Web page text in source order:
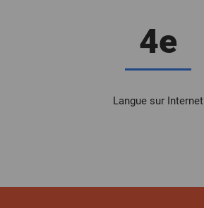
4e
Langue sur Internet